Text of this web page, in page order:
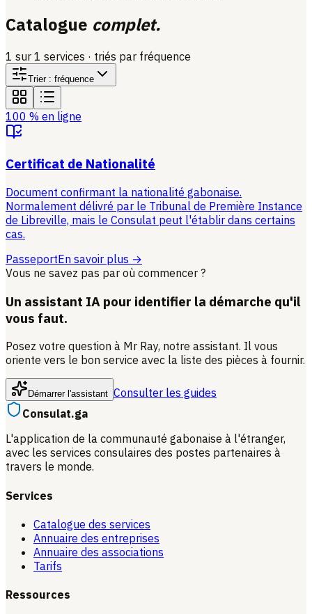
Catalogue complet.
1 sur 1 services · triés par fréquence
Trier: fréquence
100 % en ligne
Certificat de Nationalité
Document confirmant la nationalité gabonaise.
Normalement délivré par le Tribunal de Première Instance
de Libreville, mais le Consulat peut l'établir dans certains
cas.
PasseportEn savoir plus →
Vous ne savez pas par où commencer ?
Un assistant IA pour identifier la démarche qu'il
vous faut.
Posez votre question à Mr Ray, notre assistant. Il vous
oriente vers le bon service avec la liste des pièces à fournir.
Démarrer l'assistant Consulter les guides
Consulat.ga
L'application de la communauté gabonaise à l'étranger,
avec les services consulaires des postes partenaires à
travers le monde.
Services
Catalogue des services
Annuaire des entreprises
Annuaire des associations
Tarifs
Ressources